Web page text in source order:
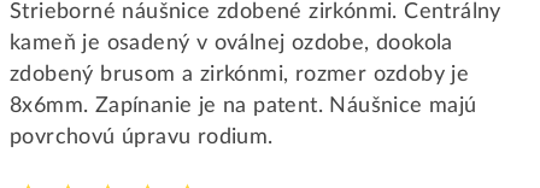
Strieborné náušnice zdobené zirkónmi. Centrálny
kameň je osadený v oválnej ozdobe, dookola
zdobený brusom a zirkónmi, rozmer ozdoby je
8x6mm. Zapínanie je na patent. Náušnice majú
povrchovú úpravu rodium.